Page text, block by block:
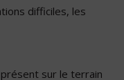
difficiles, les
sur le terrain